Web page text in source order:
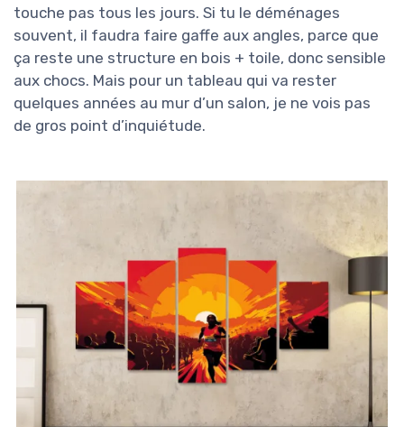
touche pas tous les jours. Si tu le déménages
souvent, il faudra faire gaffe aux angles, parce que
ça reste une structure en bois + toile, donc sensible
aux chocs. Mais pour un tableau qui va rester
quelques années au mur d’un salon, je ne vois pas
de gros point d’inquiétude.